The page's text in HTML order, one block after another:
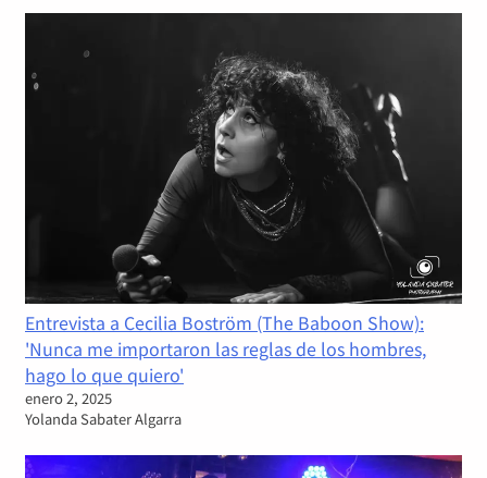
Entrevista a Cecilia Boström (The Baboon Show):
'Nunca me importaron las reglas de los hombres,
hago lo que quiero'
enero 2, 2025
Yolanda Sabater Algarra